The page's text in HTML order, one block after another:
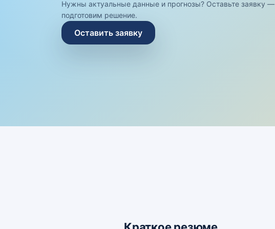
Нужны актуальные данные и прогнозы? Оставьте заявку —
подготовим решение.
Оставить заявку